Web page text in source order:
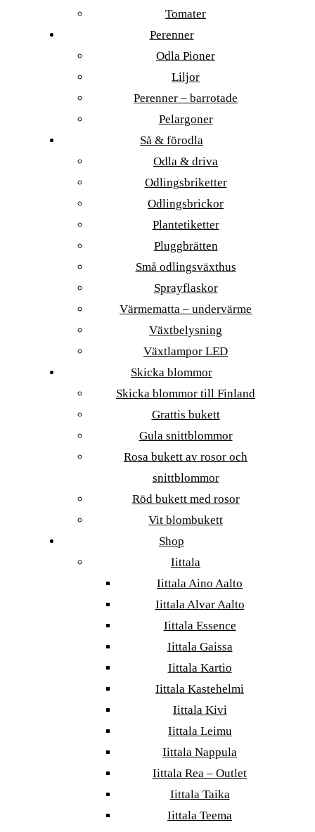
Tomater
Perenner
Odla Pioner
Liljor
Perenner – barrotade
Pelargoner
Så & förodla
Odla & driva
Odlingsbriketter
Odlingsbrickor
Plantetiketter
Pluggbrätten
Små odlingsväxthus
Sprayflaskor
Värmematta – undervärme
Växtbelysning
Växtlampor LED
Skicka blommor
Skicka blommor till Finland
Grattis bukett
Gula snittblommor
Rosa bukett av rosor och
snittblommor
Röd bukett med rosor
Vit blombukett
Shop
Iittala
Iittala Aino Aalto
Iittala Alvar Aalto
Iittala Essence
Iittala Gaissa
Iittala Kartio
Iittala Kastehelmi
Iittala Kivi
Iittala Leimu
Iittala Nappula
Iittala Rea – Outlet
Iittala Taika
Iittala Teema